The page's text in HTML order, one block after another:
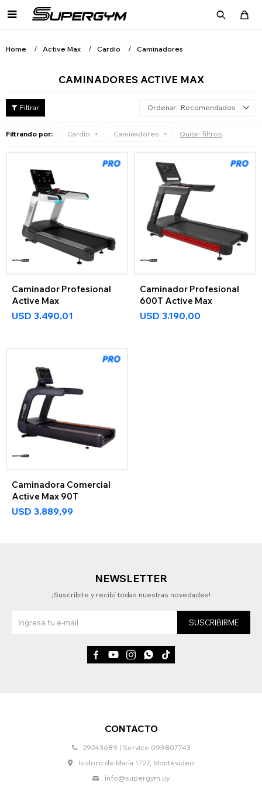

Home Active Max Cardio Caminadores
CAMINADORES ACTIVE MAX
Recomendados
Filtrando por: Cardio Caminadores Quitar filtros
Caminador Profesional
Active Max
USD 3.490,01
Caminador Profesional
600T Active Max
USD 3.190,00
Caminadora Comercial
Active Max 90T
USD 3.889,99
CONTACTO
29243689 | Service 099807743
Isidoro de María 1727, Montevideo
info@supergym.uy
NEWSLETTER
¡Suscribite y recibí todas nuestras novedades!
SUSCRIBIRME
    